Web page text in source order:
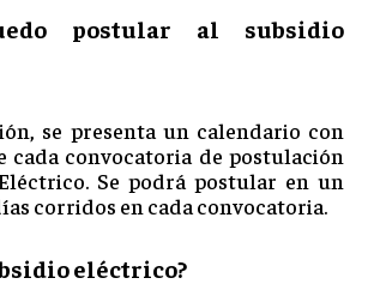
postular al subsidio
se presenta un calendario con
cada convocatoria de postulación
Se podrá postular en un
corridos en cada convocatoria.
eléctrico?